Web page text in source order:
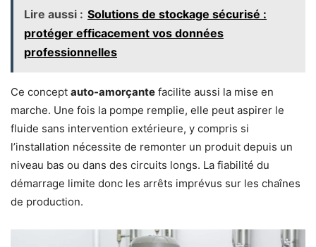
Lire aussi : Solutions de stockage sécurisé :
protéger efficacement vos données
professionnelles
Ce concept auto-amorçante facilite aussi la mise en
marche. Une fois la pompe remplie, elle peut aspirer le
fluide sans intervention extérieure, y compris si
l’installation nécessite de remonter un produit depuis un
niveau bas ou dans des circuits longs. La fiabilité du
démarrage limite donc les arrêts imprévus sur les chaînes
de production.